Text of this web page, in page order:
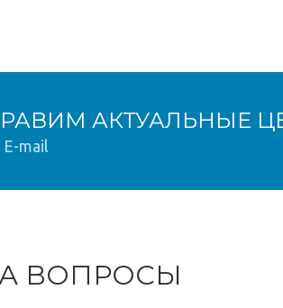
АКТУАЛЬНЫЕ
mail
ВОПРОСЫ